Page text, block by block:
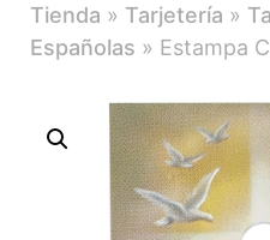
Tienda » Tarjetería »
Españolas » Estampa